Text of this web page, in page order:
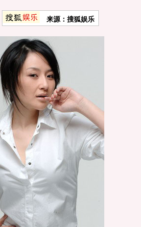
来源：搜狐娱乐